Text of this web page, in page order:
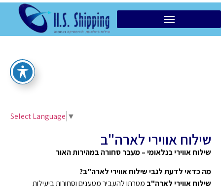
Select Language ▼
שילוח אווירי לארה"ב
שילוח אווירי בנלאומי – מעבר סחורה במהירות האור
מה כדאי לדעת לגבי שילוח אווירי לארה"ב?
שילוח אווירי לארה"ב מטרתו להעביר מטענים וסחורות ביעילות